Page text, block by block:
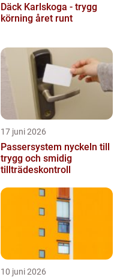
Däck Karlskoga - trygg
körning året runt
17 juni 2026
Passersystem nyckeln till
trygg och smidig
tillträdeskontroll
10 juni 2026